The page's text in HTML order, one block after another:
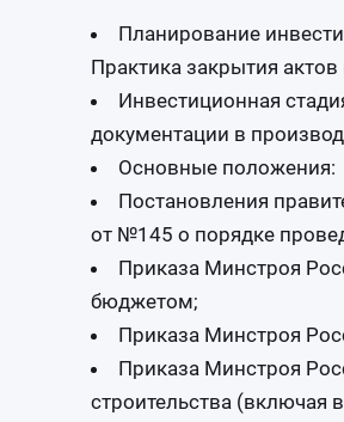
Планирование
Практика закрытия
Инвестиционная
документации в
Основные положения:
Постановления
от №145 о порядке
Приказа Минстроя
бюджетом;
Приказа Минстроя
Приказа Минстроя
строительства (включая